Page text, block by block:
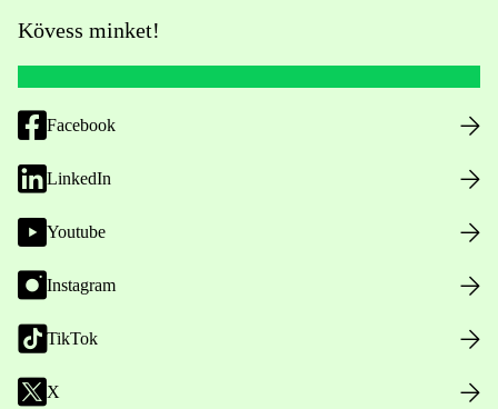
Kövess minket!
Facebook
LinkedIn
Youtube
Instagram
TikTok
X